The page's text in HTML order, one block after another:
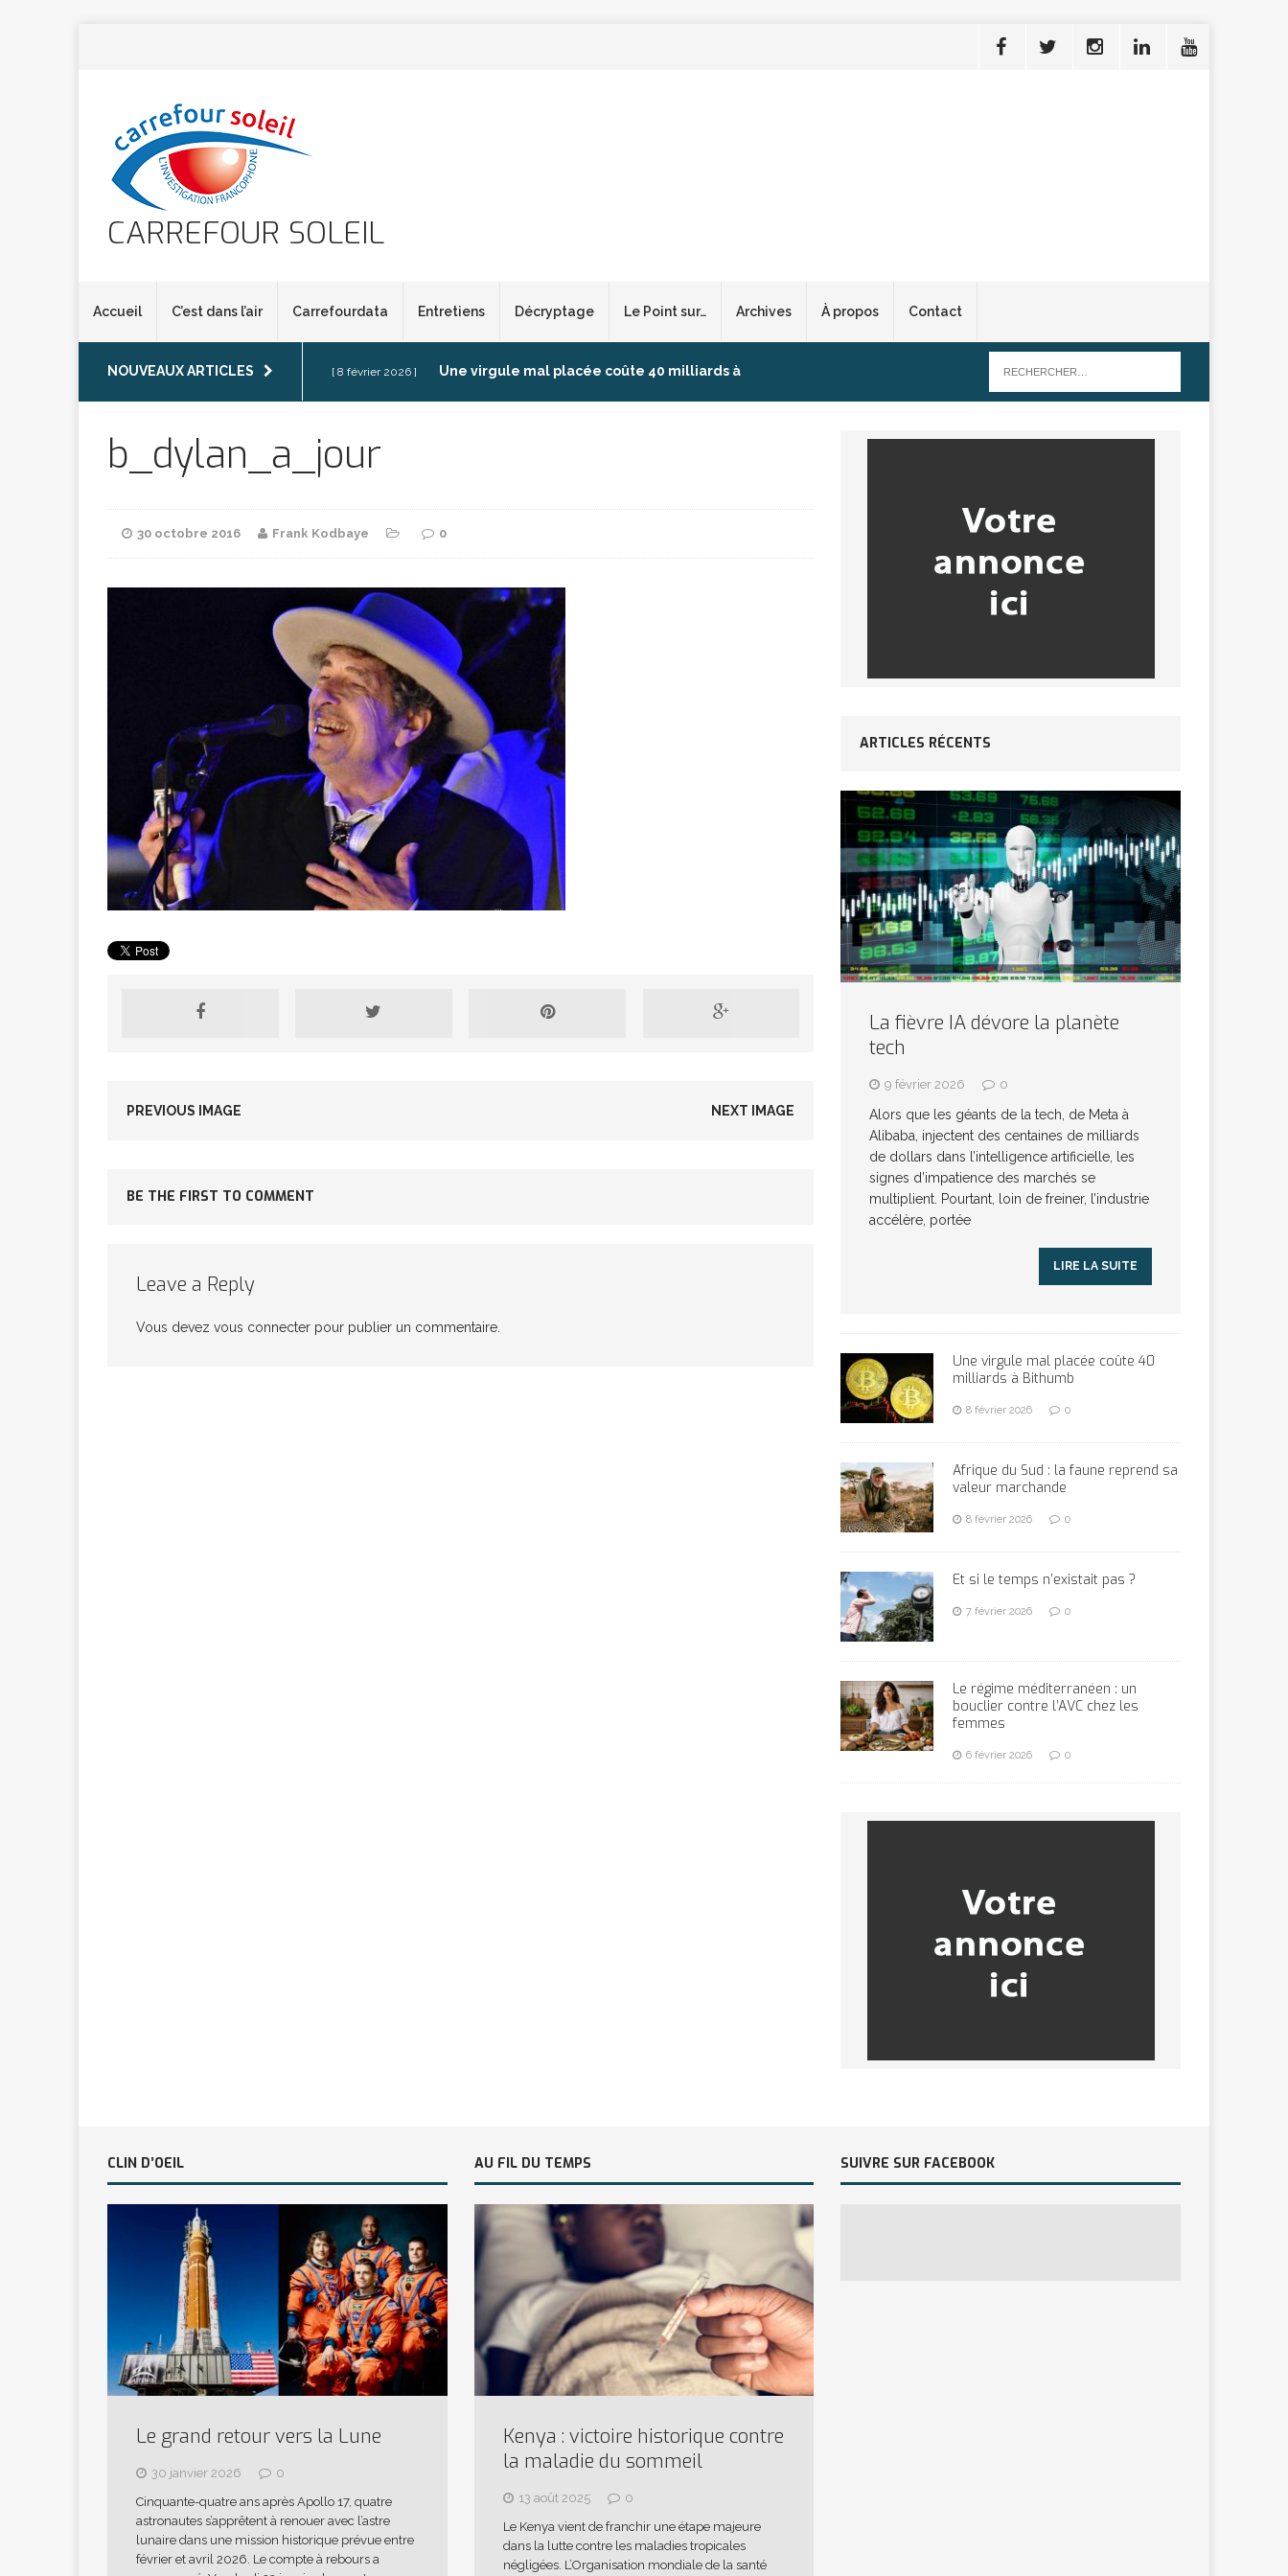
CARREFOUR SOLEIL
Accueil C’est dans l’air Carrefourdata Entretiens Décryptage Le Point sur… Archives À propos Contact
NOUVEAUX ARTICLES [ 8 février 2026 ] Une virgule mal placée coûte 40 milliards à
[ 7 février 2026 ] Et si le temps n’existait pas ?
[ 6 février 2026 ] Le régime méditerranéen : un bouclier contre
l’AVC chez les femmes ARTICLES RÉÇENTS
[ 5 février 2026 ] Énergie solaire : l’Afrique passe de la pénurie à
l’ambition ARTICLES RÉÇENTS
[ 2 février 2026 ] Washington refuse de payer et met l’ONU en péril
congolaise, sous protection militaire
b_dylan_a_jour
30 octobre 2016 Frank Kodbaye 0
PREVIOUS IMAGE NEXT IMAGE
BE THE FIRST TO COMMENT
Leave a Reply
Vous devez vous connecter pour publier un commentaire.
ARTICLES RÉCENTS
La fièvre IA dévore la planète
tech
9 février 2026 0
Alors que les géants de la tech, de Meta à
Alibaba, injectent des centaines de milliards
de dollars dans l’intelligence artificielle, les
signes d’impatience des marchés se
multiplient. Pourtant, loin de freiner, l’industrie
accélère, portée
LIRE LA SUITE
Une virgule mal placée coûte 40
milliards à Bithumb
8 février 2026 0
Afrique du Sud : la faune reprend sa
valeur marchande
8 février 2026 0
Et si le temps n’existait pas ?
7 février 2026 0
Le régime méditerranéen : un
bouclier contre l’AVC chez les
femmes
6 février 2026 0
CLIN D’OEIL
Le grand retour vers la Lune
30 janvier 2026
0
Cinquante-quatre ans après Apollo 17, quatre
astronautes s’apprêtent à renouer avec l’astre
lunaire dans une mission historique prévue entre
février et avril 2026. Le compte à rebours a
AU FIL DU TEMPS
Kenya : victoire historique contre
la maladie du sommeil
13 août 2025
0
Le Kenya vient de franchir une étape majeure
dans la lutte contre les maladies tropicales
négligées. L’Organisation mondiale de la santé
SUIVRE SUR FACEBOOK